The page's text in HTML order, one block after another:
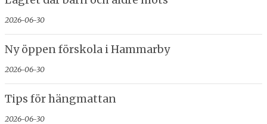
2026-06-30
Ny öppen förskola i Hammarby
2026-06-30
Tips för hängmattan
2026-06-30